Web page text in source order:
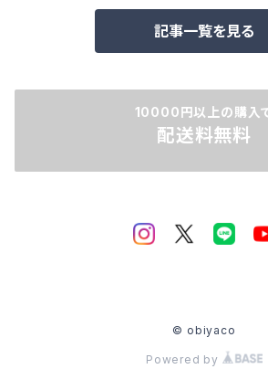
記事一覧を見る
10000円以上の購入
配送料無料
© obiyaco
Powered by